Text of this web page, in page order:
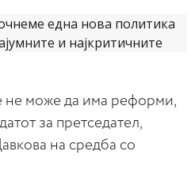
не може да има реформи,
за претседател,
на средба со